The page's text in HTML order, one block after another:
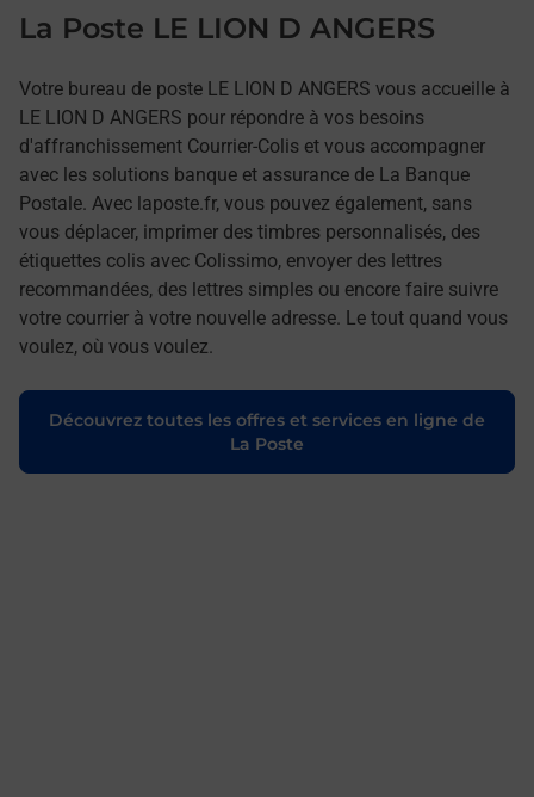
La Poste LE LION D ANGERS
Votre bureau de poste LE LION D ANGERS vous accueille à
LE LION D ANGERS pour répondre à vos besoins
d'affranchissement Courrier-Colis et vous accompagner
avec les solutions banque et assurance de La Banque
Postale. Avec laposte.fr, vous pouvez également, sans
vous déplacer, imprimer des timbres personnalisés, des
étiquettes colis avec Colissimo, envoyer des lettres
recommandées, des lettres simples ou encore faire suivre
votre courrier à votre nouvelle adresse. Le tout quand vous
voulez, où vous voulez.
Découvrez toutes les offres et services en ligne de
La Poste